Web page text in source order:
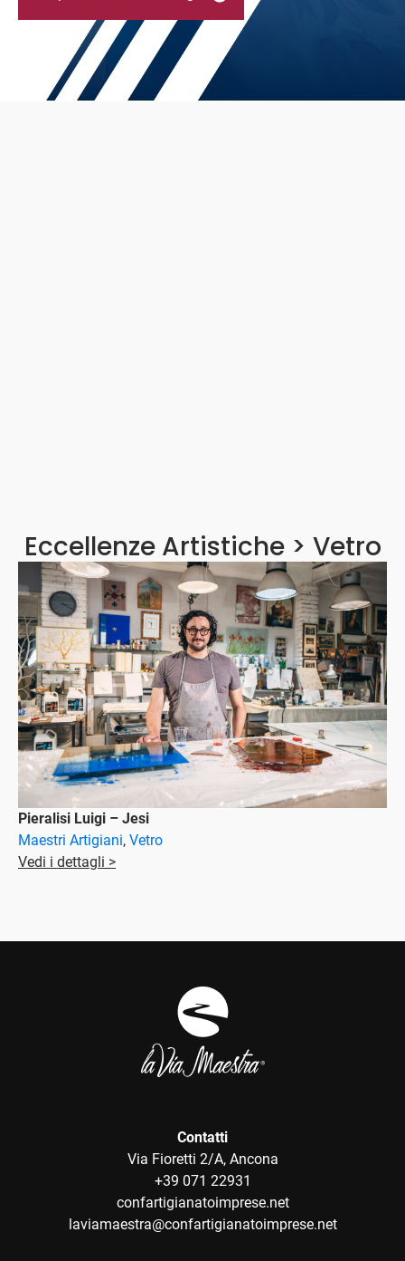
Eccellenze Artistiche> Vetro
Pieralisi Luigi – Jesi
Maestri Artigiani, Vetro
Vedi i dettagli >
Contatti
Via Fioretti 2/A, Ancona
+39 071 22931
confartigianatoimprese.net
laviamaestra@confartigianatoimprese.net